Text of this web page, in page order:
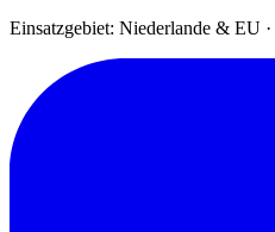
Einsatzgebiet: Niederlande & EU ·